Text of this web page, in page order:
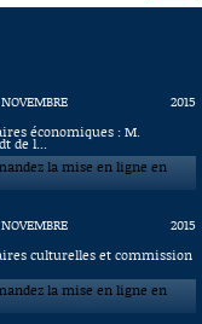
NOVEMBRE
2015
économiques : M.
de l...
la mise en ligne en
NOVEMBRE
2015
culturelles et commission
la mise en ligne en